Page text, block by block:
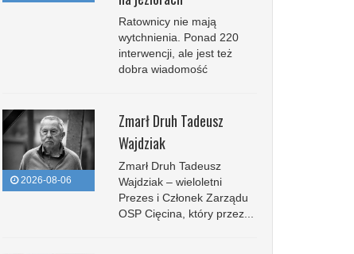
Ratownicy nie mają
wytchnienia. Ponad 220
interwencji, ale jest też
dobra wiadomość
2026-08-06
Zmarł Druh Tadeusz
Wajdziak
Zmarł Druh Tadeusz
Wajdziak – wieloletni
Prezes i Członek Zarządu
OSP Cięcina, który przez...